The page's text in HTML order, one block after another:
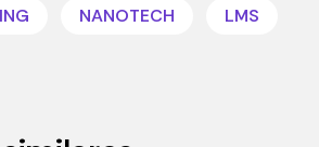
NANOTECH
LMS